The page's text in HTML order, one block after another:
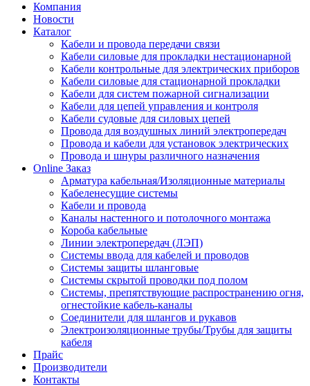
Компания
Новости
Каталог
Кабели и провода передачи связи
Кабели силовые для прокладки нестационарной
Кабели контрольные для электрических приборов
Кабели силовые для стационарной прокладки
Кабели для систем пожарной сигнализации
Кабели для цепей управления и контроля
Кабели судовые для силовых цепей
Провода для воздушных линий электропередач
Провода и кабели для установок электрических
Провода и шнуры различного назначения
Online Заказ
Арматура кабельная/Изоляционные материалы
Кабеленесущие системы
Кабели и провода
Каналы настенного и потолочного монтажа
Короба кабельные
Линии электропередач (ЛЭП)
Системы ввода для кабелей и проводов
Системы защиты шланговые
Системы скрытой проводки под полом
Системы, препятствующие распространению огня,
огнестойкие кабель-каналы
Соединители для шлангов и рукавов
Электроизоляционные трубы/Трубы для защиты
кабеля
Прайс
Производители
Контакты